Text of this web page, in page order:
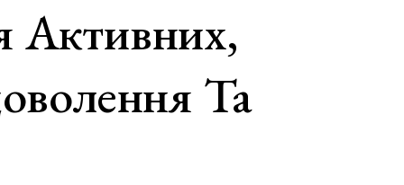
Активних,
Та